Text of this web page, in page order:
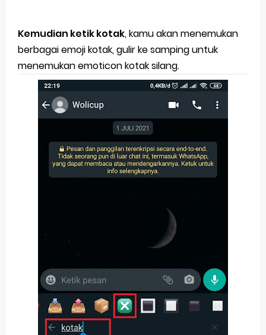
Kemudian ketik kotak, kamu akan menemukan
berbagai emoji kotak, gulir ke samping untuk
menemukan emoticon kotak silang.